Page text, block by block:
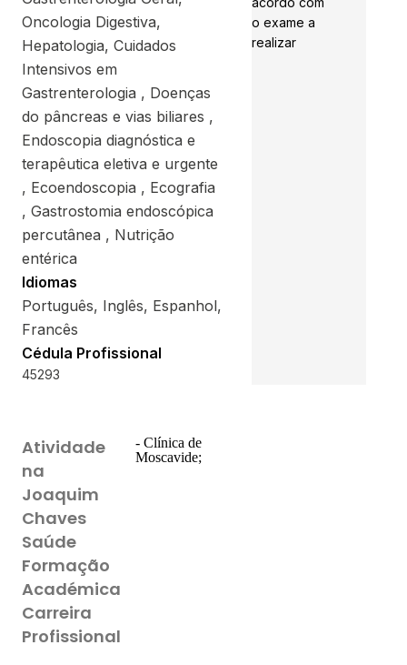
Oncologia Digestiva,
Hepatologia, Cuidados
Intensivos em
Gastrenterologia , Doenças
do pâncreas e vias biliares ,
Endoscopia diagnóstica e
terapêutica eletiva e urgente
, Ecoendoscopia , Ecografia
, Gastrostomia endoscópica
percutânea , Nutrição
entérica
Idiomas
Português, Inglês, Espanhol,
Francês
Cédula Profissional
45293
o exame a
realizar
Atividade
na
Joaquim
Chaves
Saúde
Formação
Académica
Carreira
Profissional
- Clínica de
Moscavide;